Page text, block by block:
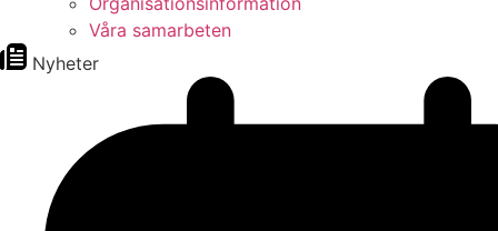
Våra samarbeten
Nyheter